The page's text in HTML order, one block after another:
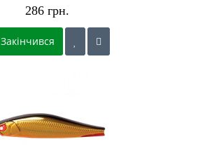
286 грн.
Закінчився